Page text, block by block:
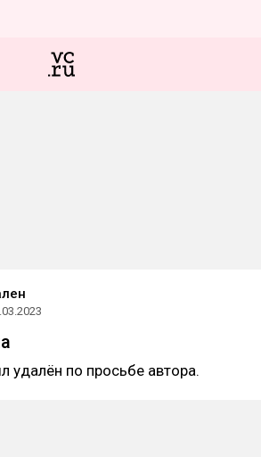
удалён по просьбе автора.